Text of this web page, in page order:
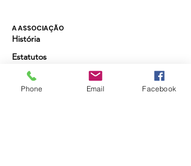
A ASSOCIAÇÃO
História
Estatutos
Órgãos Sociais
Relatório de Atividades e Contas
Phone Email Facebook